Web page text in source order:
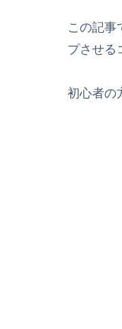
この記事
プさせる
初心者の